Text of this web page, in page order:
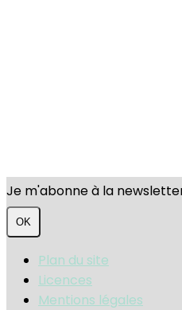
Je m'abonne à la
OK
Plan du site
Licences
Mentions légales